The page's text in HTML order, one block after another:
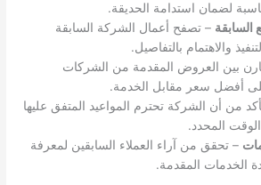
لضمان استدامة الحديقة.
السابقة – تصفح أعمال الشركة السابقة
والاهتمام بالتفاصيل.
بين العروض المقدمة من الشركات
أفضل سعر مقابل الخدمة.
من أن الشركة تحترم المواعيد المتفق عليها
المحدد.
– تحقق من آراء العملاء السابقين لمعرفة
الخدمات المقدمة.